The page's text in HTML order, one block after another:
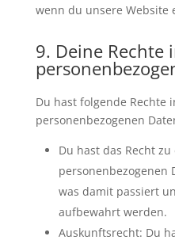
wenn du unsere Website
9. Deine Rechte
Du hast folgende Rechte
personenbezogenen
Du hast das Recht
personenbezogenen
was damit passiert
aufbewahrt werden.
Auskunftsrecht: Du